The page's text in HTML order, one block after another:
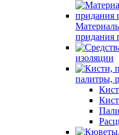
придания
изоляции
палитры,